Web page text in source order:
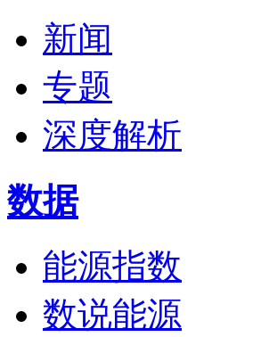
新闻
专题
深度解析
数据
能源指数
数说能源